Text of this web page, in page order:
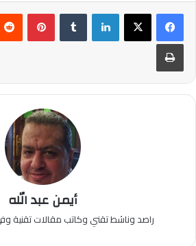
لينكدإن
طباعة
أيمن عبد الله
راصد وناشط تقني وكاتب مقالات تقنية